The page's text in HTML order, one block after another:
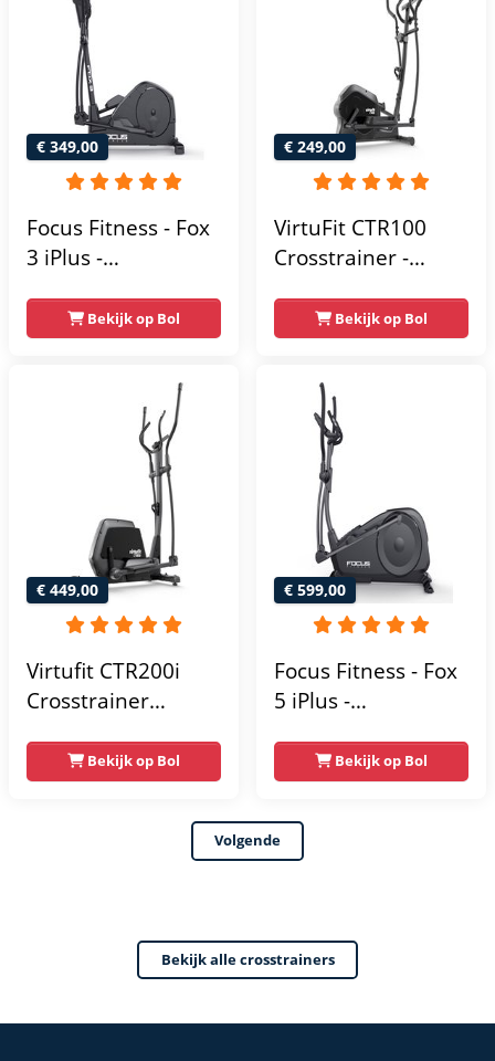
€ 349,00
Focus Fitness - Fox
3 iPlus -
Hartslagsensoren -
24
Weerstandsniveaus
Bekijk op Bol
€ 249,00
VirtuFit CTR100
Crosstrainer -
120kg - 8
Weerstandsniveaus
trainingsprogrammas
- Met tablethouder
- Hartslagsensoren
- Crosstrainers
Fitness - 2026
model
Bekijk op Bol
€ 449,00
Virtufit CTR200i
Crosstrainer
Hartslagfunctie -
Crosstrainers -
weerstandsniveaus
- 24 programma's
Bekijk op Bol
€ 599,00
Focus Fitness - Fox
5 iPlus -
- Hartslagsensoren
- 16
Weerstandniveaus
Bekijk op Bol
Volgende
Bekijk alle crosstrainers